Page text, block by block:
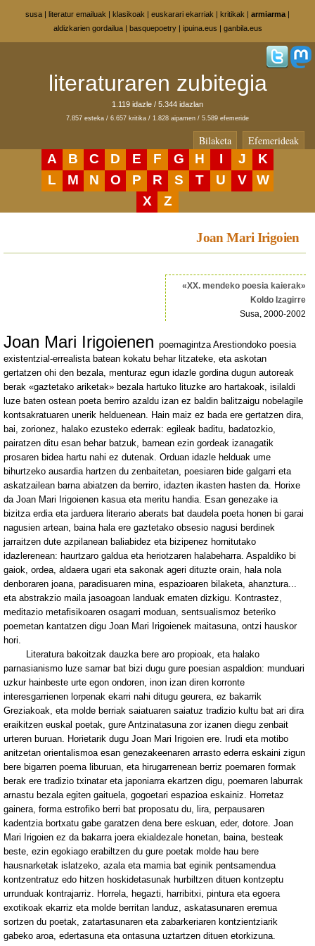
susa | literatur emailuak | klasikoak | euskarari ekarriak | kritikak | armiarma |
aldizkarien gordailua| basquepoetry| ipuina.eus | ganbila.eus
literaturaren zubitegia
1.119 idazle / 5.344 idazlan
7.857 esteka / 6.657 kritika / 1.828 aipamen / 5.589 efemeride
Bilaketa Efemerideak
A B C D E F G H I J
K
L
M N O P R S T U V
W
X
Z
Joan Mari Irigoien
«XX. mendeko poesia kaierak»
Koldo Izagirre
Susa, 2000-2002
Joan Mari Irigoienen poemagintza Arestiondoko poesia
existentzial-errealista batean kokatu behar litzateke, eta askotan
gertatzen ohi den bezala, menturaz egun idazle gordina dugun autoreak
berak «gaztetako ariketak» bezala hartuko lituzke aro hartakoak, isilaldi
luze baten ostean poeta berriro azaldu izan ez baldin balitzaigu nobelagile
kontsakratuaren unerik helduenean. Hain maiz ez bada ere gertatzen dira,
bai, zorionez, halako ezusteko ederrak: egileak baditu, badatozkio,
pairatzen ditu esan behar batzuk, barnean ezin gordeak izanagatik
prosaren bidea hartu nahi ez dutenak. Orduan idazle helduak ume
bihurtzeko ausardia hartzen du zenbaitetan, poesiaren bide galgarri eta
askatzailean barna abiatzen da berriro, idazten ikasten hasten da. Horixe
da Joan Mari Irigoienen kasua eta meritu handia. Esan genezake ia
bizitza erdia eta jarduera literario aberats bat daudela poeta honen bi garai
nagusien artean, baina hala ere gaztetako obsesio nagusi berdinek
jarraitzen dute azpilanean baliabidez eta bizipenez hornitutako
idazlerenean: haurtzaro galdua eta heriotzaren halabeharra. Aspaldiko bi
gaiok, ordea, aldaera ugari eta sakonak ageri dituzte orain, hala nola
denboraren joana, paradisuaren mina, espazioaren bilaketa, ahanztura...
eta abstrakzio maila jasoagoan landuak ematen dizkigu. Kontrastez,
meditazio metafisikoaren osagarri moduan, sentsualismoz beteriko
poemetan kantatzen digu Joan Mari Irigoienek maitasuna, ontzi hauskor
hori.
Literatura bakoitzak dauzka bere aro propioak, eta halako
parnasianismo luze samar bat bizi dugu gure poesian aspaldion: munduari
uzkur hainbeste urte egon ondoren, inon izan diren korronte
interesgarrienen lorpenak ekarri nahi ditugu geurera, ez bakarrik
Greziakoak, eta molde berriak saiatuaren saiatuz tradizio kultu bat ari dira
eraikitzen euskal poetak, gure Antzinatasuna zor izanen diegu zenbait
urteren buruan. Horietarik dugu Joan Mari Irigoien ere. Irudi eta motibo
anitzetan orientalismoa esan genezakeenaren arrasto ederra eskaini zigun
bere bigarren poema liburuan, eta hirugarrenean berriz poemaren formak
berak ere tradizio txinatar eta japoniarra ekartzen digu, poemaren laburrak
arnastu bezala egiten gaituela, gogoetari espazioa eskainiz. Horretaz
gainera, forma estrofiko berri bat proposatu du, lira, perpausaren
kadentzia bortxatu gabe garatzen dena bere eskuan, eder, dotore. Joan
Mari Irigoien ez da bakarra joera ekialdezale honetan, baina, besteak
beste, ezin egokiago erabiltzen du gure poetak molde hau bere
hausnarketak islatzeko, azala eta mamia bat eginik pentsamendua
kontzentratuz edo hitzen hoskidetasunak hurbiltzen dituen kontzeptu
urrunduak kontrajarriz. Horrela, hegazti, harribitxi, pintura eta egoera
exotikoak ekarriz eta molde berritan landuz, askatasunaren eremua
sortzen du poetak, zatartasunaren eta zabarkeriaren kontzientziarik
gabeko aroa, edertasuna eta ontasuna uztartzen dituen etorkizuna.